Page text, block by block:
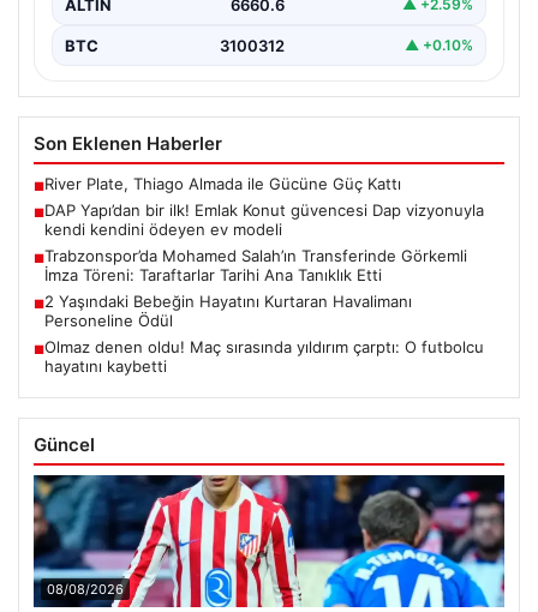
ALTIN 6660.6 ▲ +2.59%
BTC 3100312 ▲ +0.10%
Son Eklenen Haberler
■River Plate, Thiago Almada ile Gücüne Güç Kattı
■DAP Yapı’dan bir ilk! Emlak Konut güvencesi Dap vizyonuyla
kendi kendini ödeyen ev modeli
■Trabzonspor’da Mohamed Salah’ın Transferinde Görkemli
İmza Töreni: Taraftarlar Tarihi Ana Tanıklık Etti
■2 Yaşındaki Bebeğin Hayatını Kurtaran Havalimanı
Personeline Ödül
■Olmaz denen oldu! Maç sırasında yıldırım çarptı: O futbolcu
hayatını kaybetti
Güncel
08/08/2026